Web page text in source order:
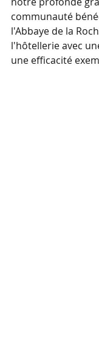
communauté
l'Abbaye de la
l'hôtellerie avec
une efficacité